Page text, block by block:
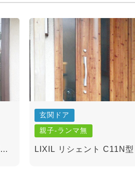
玄関ドア
親子-ランマ無
LIXIL リシェント C11N型